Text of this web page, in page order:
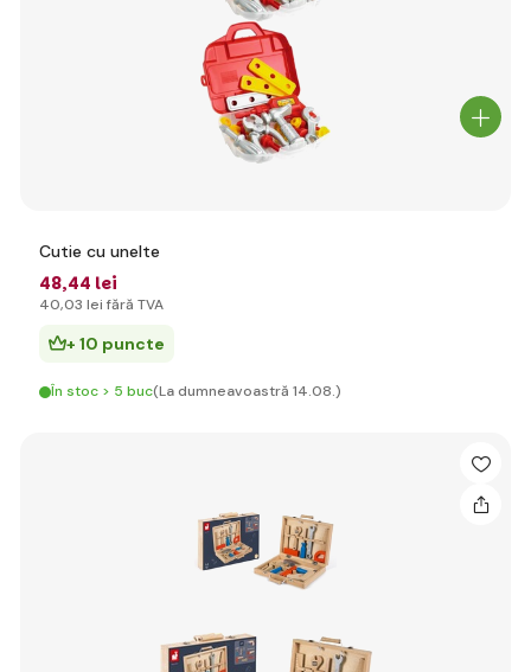
Cutie cu unelte
48,44 lei
40,03 lei fără TVA
+ 10 puncte
În stoc > 5 buc(La dumneavoastră 14.08.)